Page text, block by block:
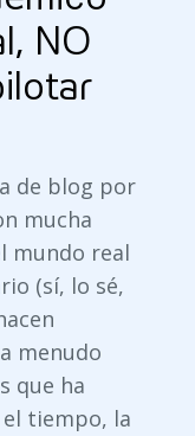
NO
de blog por
mucha
mundo real
(sí, lo sé,
menudo
que ha
tiempo, la